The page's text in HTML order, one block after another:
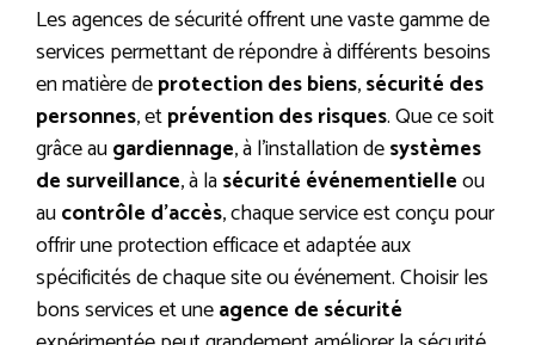
Les agences de sécurité offrent une vaste gamme de
services permettant de répondre à différents besoins
en matière deprotection des biens,sécurité des
personnes, etprévention des risques. Que ce soit
grâce augardiennage, à l’installation desystèmes
de surveillance, à lasécurité événementielleou
aucontrôle d’accès, chaque service est conçu pour
offrir une protection efficace et adaptée aux
spécificités de chaque site ou événement. Choisir les
bons services et uneagence de sécurité